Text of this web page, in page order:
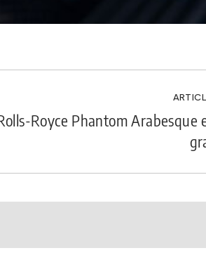
Royce Phantom Arabesque